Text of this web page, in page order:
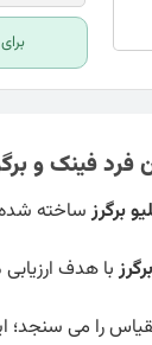
فینک و
برگرزساخته
با هدف ارزیابی